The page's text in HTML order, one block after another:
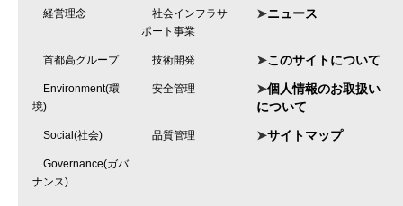
経営理念
社会インフラサ
ポート事業
➤ニュース
首都高グループ 技術開発 ➤このサイトについて
Environment(環
境)
安全管理 ➤個人情報のお取扱い
について
Social(社会) 品質管理 ➤サイトマップ
Governance(ガバ
ナンス)